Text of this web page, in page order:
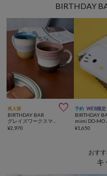
BIRTHDAY
再入荷 
BIRTHDAY BAR
¥2,970
予約 WEB限定
BIRTHDAY
¥1,650
おす
キ